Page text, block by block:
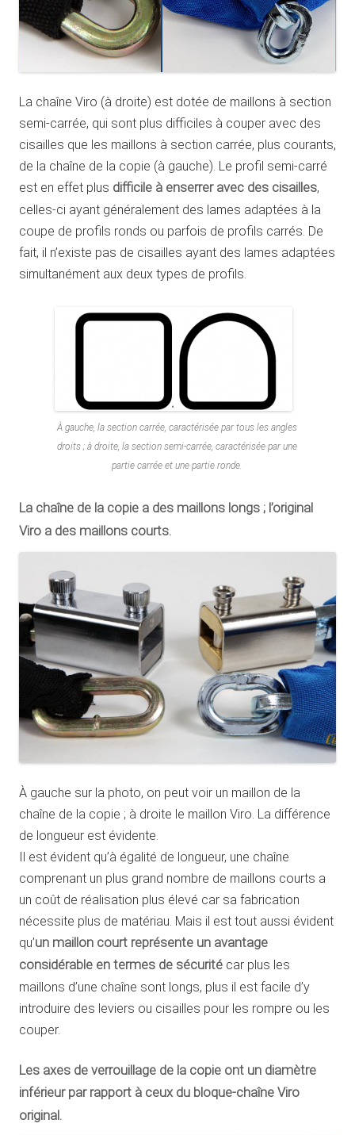
La chaîne Viro (à droite) est dotée de maillons à section
semi-carrée, qui sont plus difficiles à couper avec des
cisailles que les maillons à section carrée, plus courants,
de la chaîne de la copie (à gauche). Le profil semi-carré
est en effet plus difficile à enserrer avec des cisailles,
celles-ci ayant généralement des lames adaptées à la
coupe de profils ronds ou parfois de profils carrés. De
fait, il n’existe pas de cisailles ayant des lames adaptées
simultanément aux deux types de profils.
À gauche, la section carrée, caractérisée par tous les angles
droits ; à droite, la section semi-carrée, caractérisée par une
partie carrée et une partie ronde.
La chaîne de la copie a des maillons longs ; l’original
Viro a des maillons courts.
À gauche sur la photo, on peut voir un maillon de la
chaîne de la copie ; à droite le maillon Viro. La différence
de longueur est évidente.
Il est évident qu’à égalité de longueur, une chaîne
comprenant un plus grand nombre de maillons courts a
un coût de réalisation plus élevé car sa fabrication
nécessite plus de matériau. Mais il est tout aussi évident
qu’un maillon court représente un avantage
considérable en termes de sécurité car plus les
maillons d’une chaîne sont longs, plus il est facile d’y
introduire des leviers ou cisailles pour les rompre ou les
couper.
Les axes de verrouillage de la copie ont un diamètre
inférieur par rapport à ceux du bloque-chaîne Viro
original.